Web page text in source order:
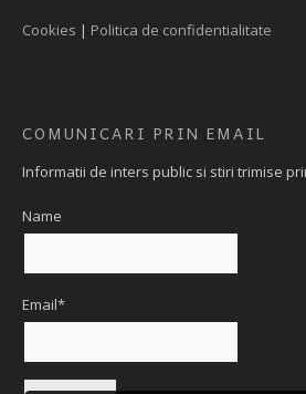
Cookies | Politica de confidentialitate
COMUNICARI PRIN EMAIL
Informatii de inters public si stiri trimise
Name
Email*